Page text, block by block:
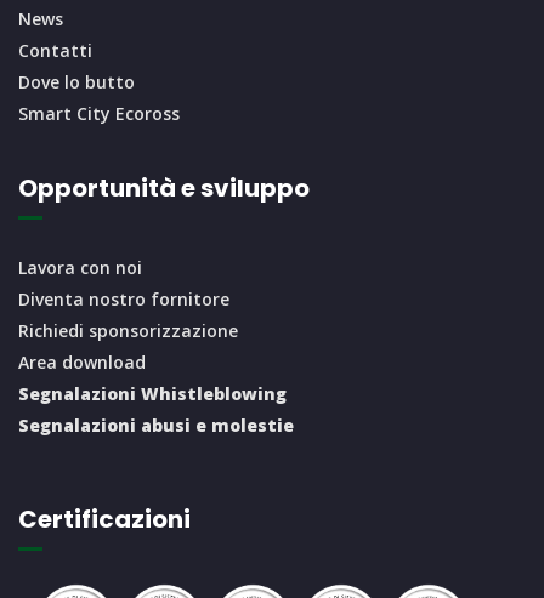
News
Contatti
Dove lo butto
Smart City Ecoross
Opportunità e sviluppo
Lavora con noi
Diventa nostro fornitore
Richiedi sponsorizzazione
Area download
Segnalazioni Whistleblowing
Segnalazioni abusi e molestie
Certificazioni